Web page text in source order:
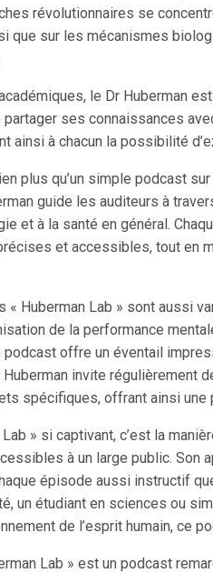
révolutionnaires se
que sur les mécanismes
le Dr Huberman
ses connaissances
ainsi à chacun la possibilité
plus qu’un simple podcast
guide les auditeurs à
et à la santé en général.
et accessibles, tout en
« Huberman Lab » sont aussi
de la performance
podcast offre un éventail
invite régulièrement
spécifiques, offrant ainsi
» si captivant, c’est la
à un large public. Son
épisode aussi instructif
un étudiant en sciences ou
de l’esprit humain, ce
Lab » est un podcast